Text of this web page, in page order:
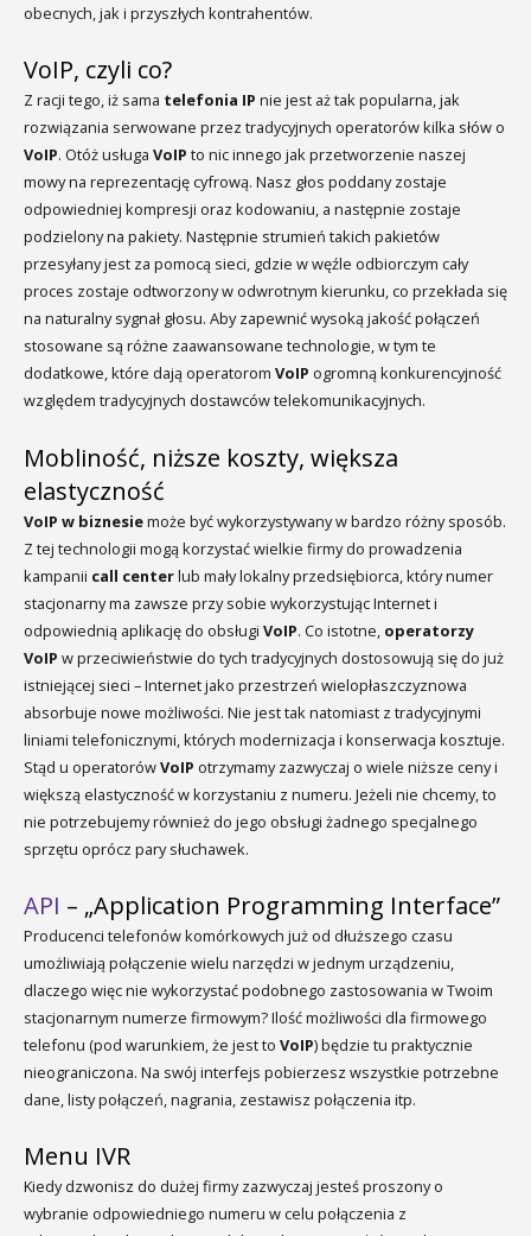
obecnych, jak i przyszłych kontrahentów.
VoIP, czyli co?
Z racji tego, iż sama telefonia IP nie jest aż tak popularna, jak
rozwiązania serwowane przez tradycyjnych operatorów kilka słów o
VoIP. Otóż usługa VoIP to nic innego jak przetworzenie naszej
mowy na reprezentację cyfrową. Nasz głos poddany zostaje
odpowiedniej kompresji oraz kodowaniu, a następnie zostaje
podzielony na pakiety. Następnie strumień takich pakietów
przesyłany jest za pomocą sieci, gdzie w węźle odbiorczym cały
proces zostaje odtworzony w odwrotnym kierunku, co przekłada się
na naturalny sygnał głosu. Aby zapewnić wysoką jakość połączeń
stosowane są różne zaawansowane technologie, w tym te
dodatkowe, które dają operatorom VoIP ogromną konkurencyjność
względem tradycyjnych dostawców telekomunikacyjnych.
Mobliność, niższe koszty, większa
elastyczność
VoIP w biznesiemoże być wykorzystywany w bardzo różny sposób.
Z tej technologii mogą korzystać wielkie firmy do prowadzenia
kampanii call centerlub mały lokalny przedsiębiorca, który numer
stacjonarny ma zawsze przy sobie wykorzystując Internet i
odpowiednią aplikację do obsługi VoIP. Co istotne, operatorzy
VoIP w przeciwieństwie do tych tradycyjnych dostosowują się do już
istniejącej sieci – Internet jako przestrzeń wielopłaszczyznowa
absorbuje nowe możliwości. Nie jest tak natomiast z tradycyjnymi
liniami telefonicznymi, których modernizacja i konserwacja kosztuje.
Stąd u operatorówVoIP otrzymamy zazwyczaj o wiele niższe ceny i
większą elastyczność w korzystaniu z numeru. Jeżeli nie chcemy, to
nie potrzebujemy również do jego obsługi żadnego specjalnego
sprzętu oprócz pary słuchawek.
API – „Application Programming Interface”
Producenci telefonów komórkowych już od dłuższego czasu
umożliwiają połączenie wielu narzędzi w jednym urządzeniu,
dlaczego więc nie wykorzystać podobnego zastosowania w Twoim
stacjonarnym numerze firmowym? Ilość możliwości dla firmowego
telefonu (pod warunkiem, że jest to VoIP) będzie tu praktycznie
nieograniczona. Na swój interfejs pobierzesz wszystkie potrzebne
dane, listy połączeń, nagrania, zestawisz połączenia itp.
Menu IVR
Kiedy dzwonisz do dużej firmy zazwyczaj jesteś proszony o
wybranie odpowiedniego numeru w celu połączenia z